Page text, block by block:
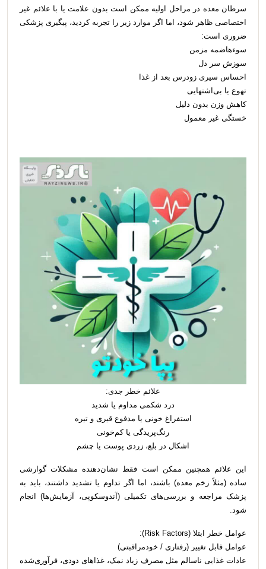
سرطان معده در مراحل اولیه ممکن است بدون علامت یا با علائم غیر
اختصاصی ظاهر شود، اما اگر موارد زیر را تجربه کردید، پیگیری پزشکی
ضروری است:
سوء‌هاضمه مزمن
سوزش سر دل
احساس سیری زودرس بعد از غذا
تهوع یا بی‌اشتهایی
کاهش وزن بدون دلیل
خستگی غیر معمول
علائم خطر جدی:
درد شکمی مداوم یا شدید
استفراغ خونی یا مدفوع قیری و تیره
رنگ‌پریدگی یا کم‌خونی
اشکال در بلع، زردی پوست یا چشم
این علائم همچنین ممکن است فقط نشان‌دهنده مشکلات گوارشی
ساده (مثلاً زخم معده) باشند، اما اگر تداوم یا تشدید داشتند، باید به
پزشک مراجعه و بررسی‌های تکمیلی (آندوسکوپی، آزمایش‌ها) انجام
شود.
عوامل خطر ابتلا (Risk Factors):
عوامل قابل تغییر (رفتاری / خودمراقبتی)
عادات غذایی ناسالم مثل مصرف زیاد نمک، غذاهای دودی، فرآوری‌شده